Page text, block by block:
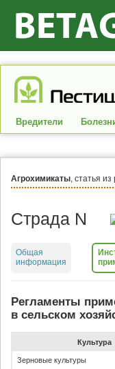
Вредители
Агрохимикаты, статья
Страда N
Общая
информация
Регламенты
в сельском
Культура
Зерновые культуры